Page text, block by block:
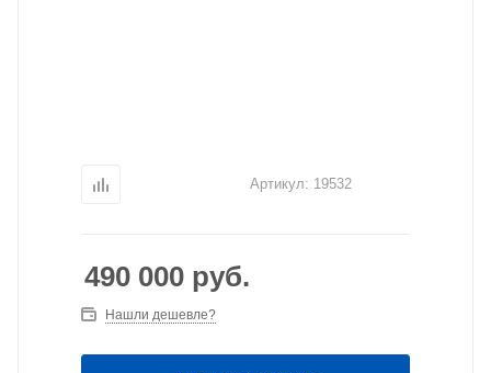
Артикул: 19532
490 000 руб.
Нашли дешевле?